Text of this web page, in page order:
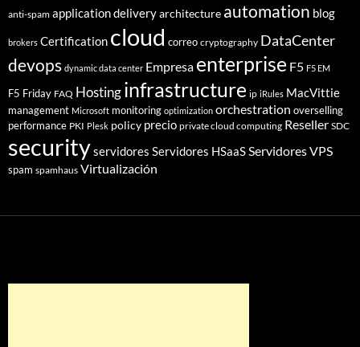
anti-spam application deliveryarchitecture automation blog
brokers Certification cloud correo cryptography DataCenter
devops dynamic data center Empresa enterprise F5 F5 EM
F5 Friday FAQ Hostinginfrastructure ip iRules MacVittie
management Microsoft monitoring optimization orchestration overselling
performance PKI Plesk policy precio private cloud computing Reseller SDC
securityservidores Servidores HSaaSServidores VPS
spam spamhaus Virtualización